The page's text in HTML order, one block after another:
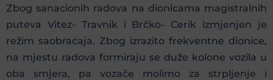
Zbog sanacionih radova na dionicama magistralnih
puteva Vitez- Travnik i Brčko- Cerik izmjenjen je
režim saobraćaja. Zbog izrazito frekventne dionice,
na mjestu radova formiraju se duže kolone vozila u
oba smjera, pa vozače molimo za strpljenje i